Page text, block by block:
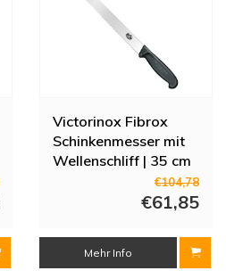
Victorinox Fibrox
Schinkenmesser mit
Wellenschliff | 35 cm
€104,78
€61,85
Mehr Info